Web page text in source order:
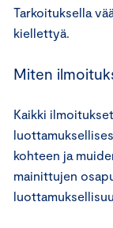
Tarkoituksella
kiellettyä.
Miten
Kaikki
kohteen ja
mainittujen